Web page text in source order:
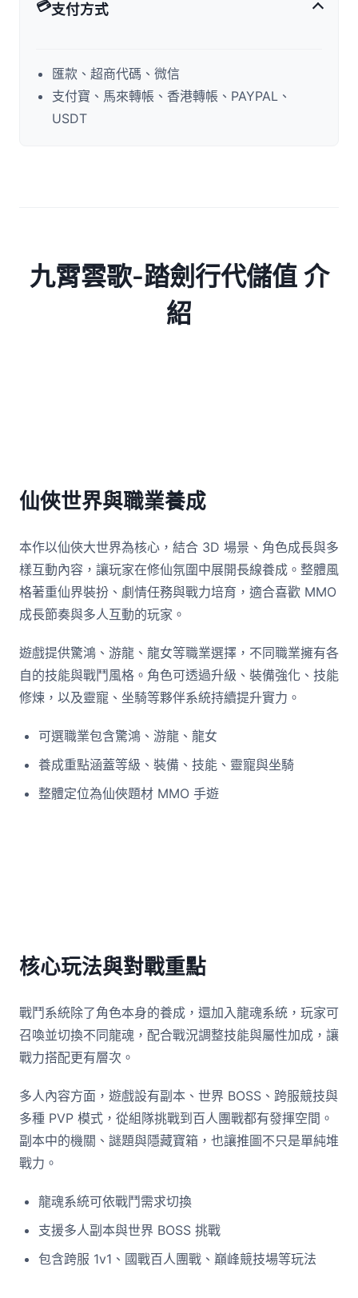
💳支付方式
匯款、超商代碼、微信
支付寶、馬來轉帳、香港轉帳、PAYPAL、
USDT
九霄雲歌-踏劍行代儲值 介
紹
仙俠世界與職業養成
本作以仙俠大世界為核心，結合 3D 場景、角色成長與多
樣互動內容，讓玩家在修仙氛圍中展開長線養成。整體風
格著重仙界裝扮、劇情任務與戰力培育，適合喜歡 MMO
成長節奏與多人互動的玩家。
遊戲提供驚鴻、游龍、龍女等職業選擇，不同職業擁有各
自的技能與戰鬥風格。角色可透過升級、裝備強化、技能
修煉，以及靈寵、坐騎等夥伴系統持續提升實力。
可選職業包含驚鴻、游龍、龍女
養成重點涵蓋等級、裝備、技能、靈寵與坐騎
整體定位為仙俠題材 MMO 手遊
核心玩法與對戰重點
戰鬥系統除了角色本身的養成，還加入龍魂系統，玩家可
召喚並切換不同龍魂，配合戰況調整技能與屬性加成，讓
戰力搭配更有層次。
多人內容方面，遊戲設有副本、世界 BOSS、跨服競技與
多種 PVP 模式，從組隊挑戰到百人團戰都有發揮空間。
副本中的機關、謎題與隱藏寶箱，也讓推圖不只是單純堆
戰力。
龍魂系統可依戰鬥需求切換
支援多人副本與世界 BOSS 挑戰
包含跨服 1v1、國戰百人團戰、巔峰競技場等玩法